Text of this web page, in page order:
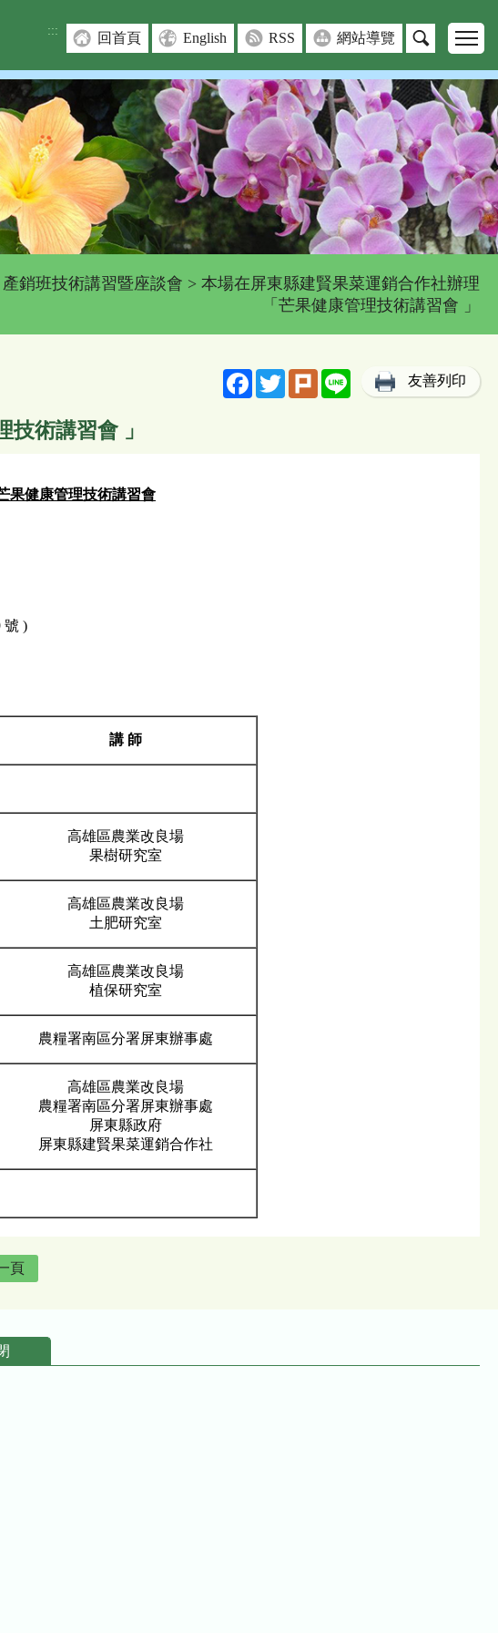
::: 回首頁 English RSS 網站導覽
產銷班技術講習暨座談會 > 本場在屏東縣建賢果菜運銷合作社辦理
「芒果健康管理技術講習會 」
FacebookTwitterPlurk Line 友善列印
術講習會 」
果健康管理技術講習會
號 )
講 師
高雄區農業改良場
果樹研究室
高雄區農業改良場
土肥研究室
高雄區農業改良場
植保研究室
農糧署南區分署屏東辦事處
高雄區農業改良場
農糧署南區分署屏東辦事處
屏東縣政府
屏東縣建賢果菜運銷合作社
頁